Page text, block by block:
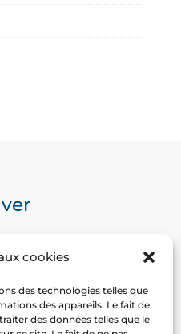
cookies
des technologies telles que
des appareils. Le fait de
des données telles que le